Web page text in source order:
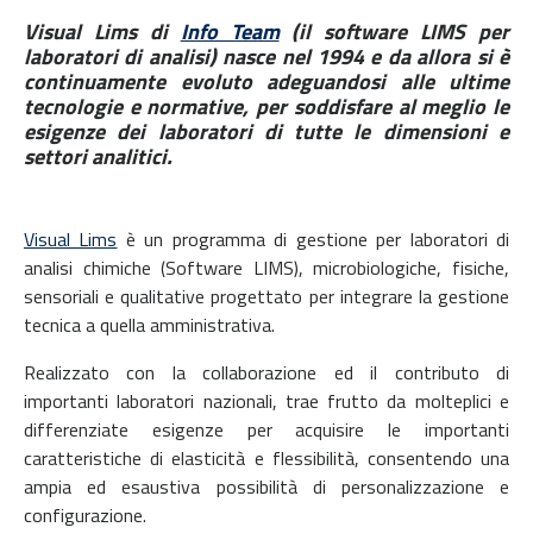
Visual Lims di Info Team(il software LIMS per
laboratori di analisi) nasce nel 1994 e da allora si è
continuamente evoluto adeguandosi alle ultime
tecnologie e normative, per soddisfare al meglio le
esigenze dei laboratori di tutte le dimensioni e
settori analitici.
Visual Lims è un programma di gestione per laboratori di
analisi chimiche (Software LIMS), microbiologiche, fisiche,
sensoriali e qualitative progettato per integrare la gestione
tecnica a quella amministrativa.
Realizzato con la collaborazione ed il contributo di
importanti laboratori nazionali, trae frutto da molteplici e
differenziate esigenze per acquisire le importanti
caratteristiche di elasticità e flessibilità, consentendo una
ampia ed esaustiva possibilità di personalizzazione e
configurazione.